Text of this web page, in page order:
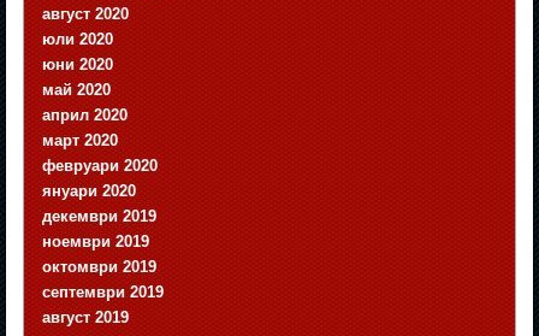
август 2020
юли 2020
юни 2020
май 2020
април 2020
март 2020
февруари 2020
януари 2020
декември 2019
ноември 2019
октомври 2019
септември 2019
август 2019